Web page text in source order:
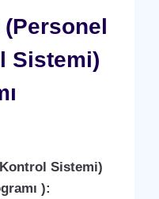
Sistemi)
Sistemi)
):